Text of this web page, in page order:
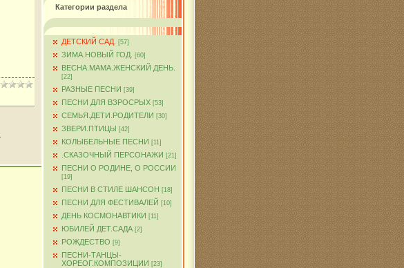
Категории раздела
ДЕТСКИЙ САД. [57]
ЗИМА.НОВЫЙ ГОД. [60]
ВЕСНА.МАМА.ЖЕНСКИЙ ДЕНЬ.
[22]
РАЗНЫЕ ПЕСНИ [39]
ПЕСНИ ДЛЯ ВЗРОСРЫХ [53]
СЕМЬЯ.ДЕТИ.РОДИТЕЛИ [30]
ЗВЕРИ.ПТИЦЫ [42]
КОЛЫБЕЛЬНЫЕ ПЕСНИ [11]
.СКАЗОЧНЫЙ ПЕРСОНАЖИ [21]
ПЕСНИ О РОДИНЕ, О РОССИИ
[19]
ПЕСНИ В СТИЛЕ ШАНСОН [18]
ПЕСНИ ДЛЯ ФЕСТИВАЛЕЙ [10]
ДЕНЬ КОСМОНАВТИКИ [11]
ЮБИЛЕЙ ДЕТ.САДА [2]
РОЖДЕСТВО [9]
ПЕСНИ-ТАНЦЫ-
ХОРЕОГ.КОМПОЗИЦИИ [23]